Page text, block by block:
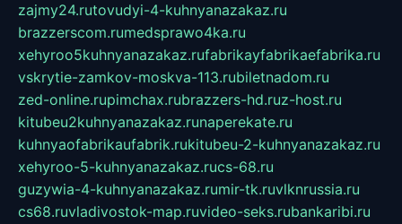
zajmy24.rutovudyi-4-kuhnyanazakaz.ru
brazzerscom.rumedsprawo4ka.ru
xehyroo5kuhnyanazakaz.rufabrikayfabrikaefabrika.ru
vskrytie-zamkov-moskva-113.rubiletnadom.ru
zed-online.rupimchax.rubrazzers-hd.ruz-host.ru
kitubeu2kuhnyanazakaz.runaperekate.ru
kuhnyaofabrikaufabrik.rukitubeu-2-kuhnyanazakaz.ru
xehyroo-5-kuhnyanazakaz.rucs-68.ru
guzywia-4-kuhnyanazakaz.rumir-tk.ruvlknrussia.ru
cs68.ruvladivostok-map.ruvideo-seks.rubankaribi.ru